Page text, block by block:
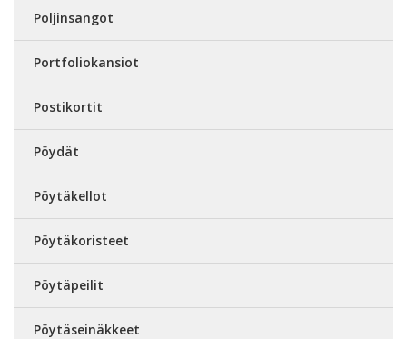
Poljinsangot
Portfoliokansiot
Postikortit
Pöydät
Pöytäkellot
Pöytäkoristeet
Pöytäpeilit
Pöytäseinäkkeet